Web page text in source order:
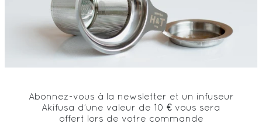
Abonnez-vous à la newsletter et un infuseur
Akifusa d’une valeur de 10 € vous sera
offert lors de votre commande